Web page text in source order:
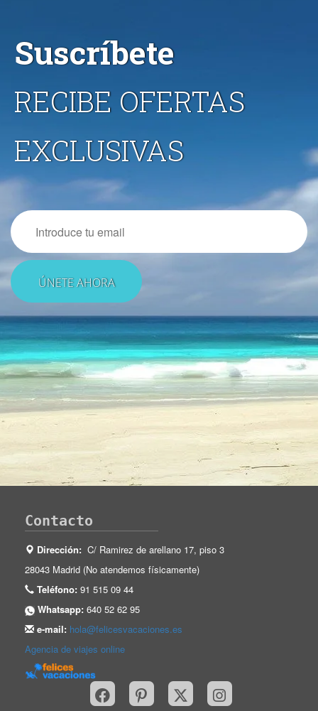
Suscríbete
RECIBE OFERTAS
EXCLUSIVAS
Email
Contacto
Dirección: C/ Ramirez de arellano 17, piso 3
28043 Madrid (No atendemos físicamente)
Teléfono: 91 515 09 44
Whatsapp: 640 52 62 95
e-mail: hola@felicesvacaciones.es
Agencia de viajes online